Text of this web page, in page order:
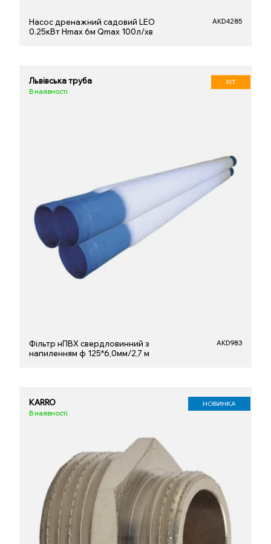
Насос дренажний садовий LEO
0.25кВт Hmax 6м Qmax 100л/хв
AKD4285
Львівська труба
В наявності
ХІТ
Фільтр нПВХ свердловинний з
напиленням ф 125*6,0мм/2,7 м
AKD983
KARRO
В наявності
НОВИНКА